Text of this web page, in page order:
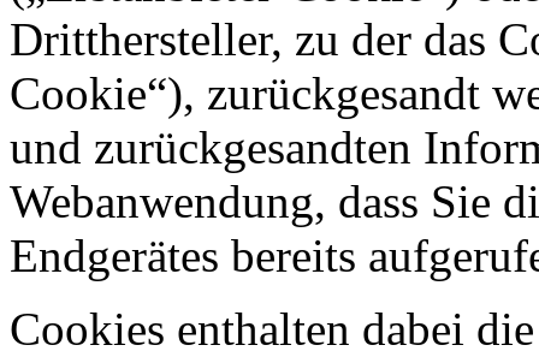
Dritthersteller, zu der das
Cookie“), zurückgesandt
und zurückgesandten
Webanwendung, dass Sie
Endgerätes bereits
Cookies enthalten dabei